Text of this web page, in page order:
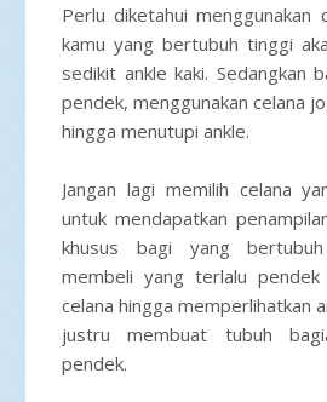
Perlu diketahui menggunakan
kamu yang bertubuh tinggi
sedikit ankle kaki. Sedangkan
pendek, menggunakan celana
hingga menutupi ankle.
Jangan lagi memilih celana
untuk mendapatkan
khusus bagi yang
membeli yang terlalu
celana hingga memperlihatkan
justru membuat tubuh
pendek.